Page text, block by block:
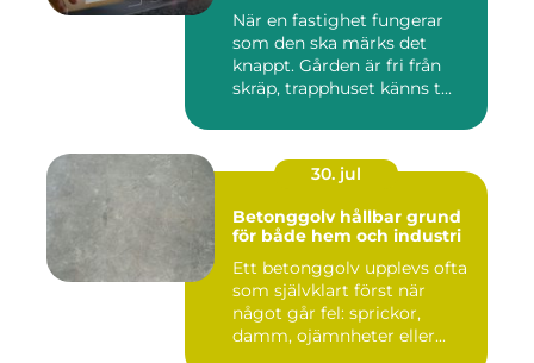
När en fastighet fungerar
som den ska märks det
knappt. Gården är fri från
skräp, trapphuset känns t...
30. jul
Betonggolv hållbar grund
för både hem och industri
Ett betonggolv upplevs ofta
som självklart först när
något går fel: sprickor,
damm, ojämnheter eller...